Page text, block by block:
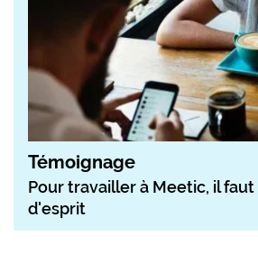
Témoignage
Pour travailler à Meetic, il
d'esprit